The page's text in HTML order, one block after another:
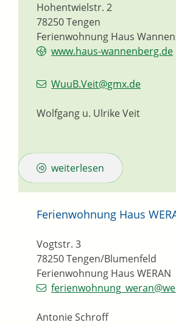
Ferienwohnung Haus
Hohentwielstr. 2
78250Tengen
www.haus-wannenberg.de
WuuB.Veit@gmx.de
Wolfgang u. Ulrike Veit
weiterlesen
Ferienwohnung Haus
Ferienwohnung Haus WERAN
Vogtstr. 3
78250Tengen/Blumenfeld
Antonie Schroff